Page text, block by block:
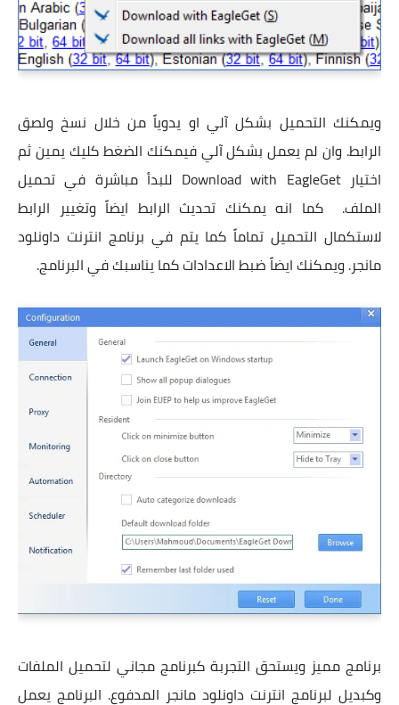
ويمكنك التحميل بشكل آلي او يدوياً من خلال نسخ ولصق
الرابط. وان لم يعمل بشكل آلي فيمكنك الضغط كليك يمين ثم
اختيار Download with EagleGet للبدأ مباشرة في تحميل
الملف. كما انه يمكنك تحديث الرابط ايضاً وتغيير الرابط
لاستكمال التحميل تماماً كما يتم في برنامج انترنت داونلود
مانجر. ويمكنك ايضاً ضبط الاعدادات كما يناسبك في البرنامج.
برنامج مميز ويستحق التجربة كبرنامج مجاني لتحميل الملفات
وكبديل لبرنامج انترنت داونلود مانجر المدفوع. البرنامج يعمل